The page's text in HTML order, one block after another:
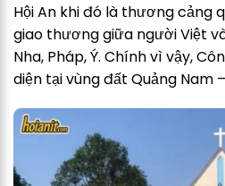
Hội An khi đó là thương cảng
giao thương giữa người Việt
Nha, Pháp, Ý. Chính vì vậy,
diện tại vùng đất Quảng Nam